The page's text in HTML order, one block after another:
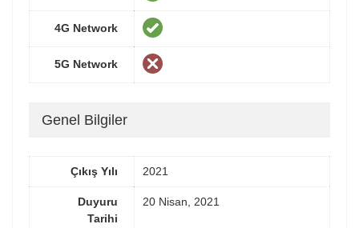
4G Network
5G Network
Genel Bilgiler
Çıkış Yılı 2021
Duyuru
Tarihi
20 Nisan, 2021